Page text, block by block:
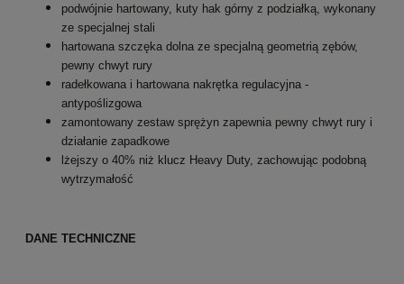
podwójnie hartowany, kuty hak górny z podziałką, wykonany
ze specjalnej stali
hartowana szczęka dolna ze specjalną geometrią zębów,
pewny chwyt rury
radełkowana i hartowana nakrętka regulacyjna -
antypoślizgowa
zamontowany zestaw sprężyn zapewnia pewny chwyt rury i
działanie zapadkowe
lżejszy o 40% niż klucz Heavy Duty, zachowując podobną
wytrzymałość
DANE TECHNICZNE